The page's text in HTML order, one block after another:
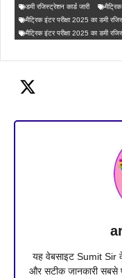
डमी रजिस्ट्रेशन कार्ड जारी
मैट्रिक इंटर परीक्षा 2025 का डमी
मैट्रिक इंटर परीक्षा 2025 का डमी
यह वेबसाइट Sumit Sir
और सटीक जानकारी सबसे